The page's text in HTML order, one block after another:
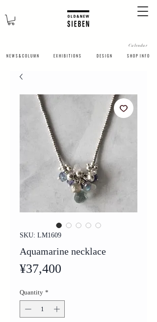
N E W S & C O L U M N
Calendar
​E X H I B I T I O N S D E S I G N S H O P I N F O
SKU: LM1609
Aquamarine necklace
¥37,400
Quantity *